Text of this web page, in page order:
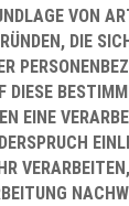
VON
DIE
DIESE
EINE